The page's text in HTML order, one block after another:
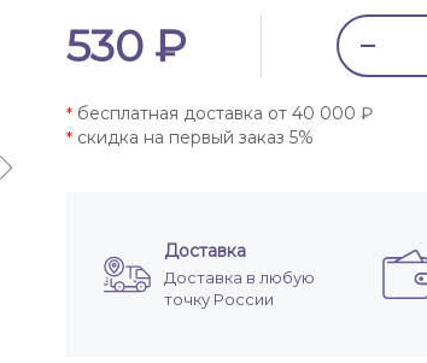
530 ₽
*бесплатная доставка от 40 000 ₽
*скидка на первый заказ 5%
Доставка
Доставка в любую
точку России